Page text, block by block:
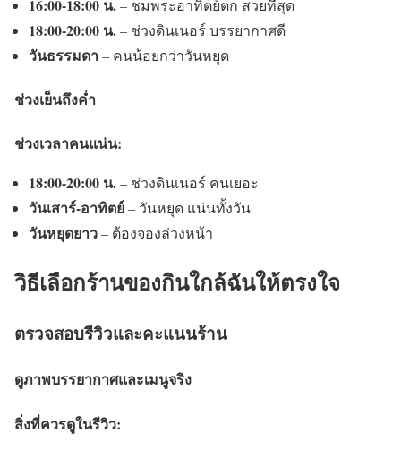
16:00-18:00 น.– ชมพระอาทิตย์ตก สวยที่สุด
18:00-20:00 น.– ช่วงดินเนอร์ บรรยากาศดี
วันธรรมดา– คนน้อยกว่าวันหยุด
ช่วงเย็นถึงค่ำ
ช่วงเวลาคนแน่น:
18:00-20:00 น.– ช่วงดินเนอร์ คนเยอะ
วันเสาร์-อาทิตย์– วันหยุด แน่นทั้งวัน
วันหยุดยาว– ต้องจองล่วงหน้า
วิธีเลือกร้านของกินใกล้ฉันให้ตรงใจ
ตรวจสอบรีวิวและคะแนนร้าน
ดูภาพบรรยากาศและเมนูจริง
สิ่งที่ควรดูในรีวิว: